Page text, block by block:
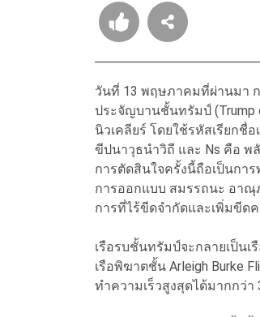
วันที่ 13 พฤษภาคมที่ผ่านมา ก
ประจัญบานชั้นทรัมป์ (Trump
นิวเคลียร์ โดยใช้รหัสเรียกชื่
ขีปนาวุธนำวิถี และ Ns คือ พ
การตัดสินใจครั้งนี้ถือเป็นก
การออกแบบ สมรรถนะ อาณุ
การที่ไร้ขีดจำกัดและเพิ่มขีด
เรือรบชั้นทรัมป์จะกลายเป็น
เรือพิฆาตชั้น Arleigh Burke
ทำความเร็วสูงสุดได้มากกว่า